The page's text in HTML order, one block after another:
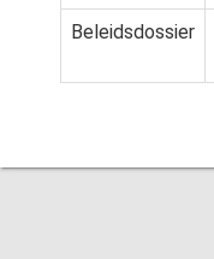
Beleidsdossier